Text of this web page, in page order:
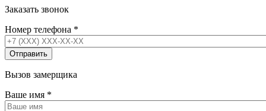
Заказать звонок
Номер телефона *
Вызов замерщика
Ваше имя *